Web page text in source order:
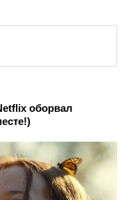
оборвал